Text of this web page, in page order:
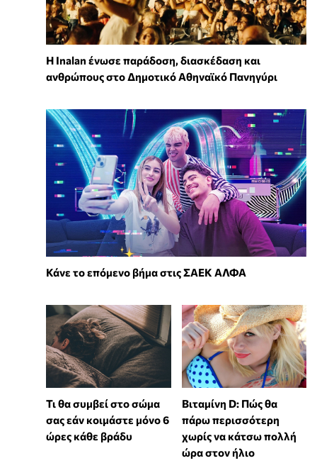
Η Inalan ένωσε παράδοση, διασκέδαση και
ανθρώπους στο Δημοτικό Αθηναϊκό Πανηγύρι
Κάνε το επόμενο βήμα στις ΣΑΕΚ ΑΛΦΑ
Τι θα συμβεί στο σώμα
σας εάν κοιμάστε μόνο 6
ώρες κάθε βράδυ
Βιταμίνη D: Πώς θα
πάρω περισσότερη
χωρίς να κάτσω πολλή
ώρα στον ήλιο